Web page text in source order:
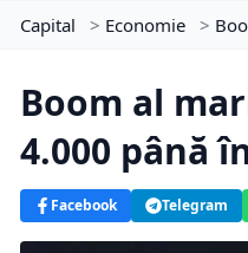
Capital > Economie >
Boom al
4.000 până
Facebook Telegram